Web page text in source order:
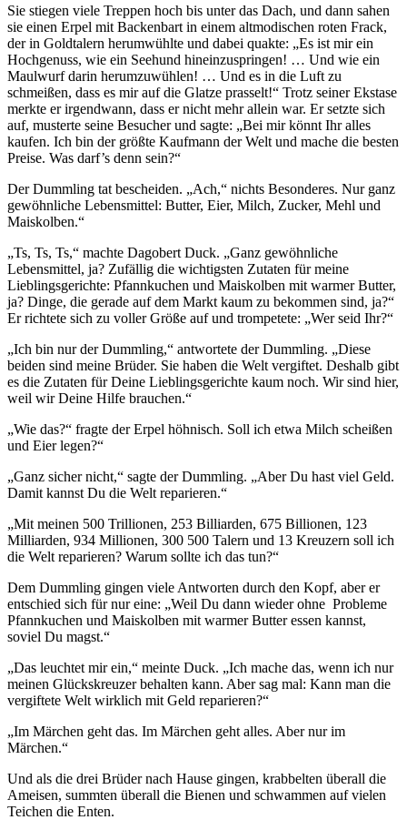
Sie stiegen viele Treppen hoch bis unter das Dach, und dann sahen
sie einen Erpel mit Backenbart in einem altmodischen roten Frack,
der in Goldtalern herumwühlte und dabei quakte: „Es ist mir ein
Hochgenuss, wie ein Seehund hineinzuspringen! … Und wie ein
Maulwurf darin herumzuwühlen! … Und es in die Luft zu
schmeißen, dass es mir auf die Glatze prasselt!“ Trotz seiner Ekstase
merkte er irgendwann, dass er nicht mehr allein war. Er setzte sich
auf, musterte seine Besucher und sagte: „Bei mir könnt Ihr alles
kaufen. Ich bin der größte Kaufmann der Welt und mache die besten
Preise. Was darf’s denn sein?“
Der Dummling tat bescheiden. „Ach,“ nichts Besonderes. Nur ganz
gewöhnliche Lebensmittel: Butter, Eier, Milch, Zucker, Mehl und
Maiskolben.“
„Ts, Ts, Ts,“ machte Dagobert Duck. „Ganz gewöhnliche
Lebensmittel, ja? Zufällig die wichtigsten Zutaten für meine
Lieblingsgerichte: Pfannkuchen und Maiskolben mit warmer Butter,
ja? Dinge, die gerade auf dem Markt kaum zu bekommen sind, ja?“
Er richtete sich zu voller Größe auf und trompetete: „Wer seid Ihr?“
„Ich bin nur der Dummling,“ antwortete der Dummling. „Diese
beiden sind meine Brüder. Sie haben die Welt vergiftet. Deshalb gibt
es die Zutaten für Deine Lieblingsgerichte kaum noch. Wir sind hier,
weil wir Deine Hilfe brauchen.“
„Wie das?“ fragte der Erpel höhnisch. Soll ich etwa Milch scheißen
und Eier legen?“
„Ganz sicher nicht,“ sagte der Dummling. „Aber Du hast viel Geld.
Damit kannst Du die Welt reparieren.“
„Mit meinen 500 Trillionen, 253 Billiarden, 675 Billionen, 123
Milliarden, 934 Millionen, 300 500 Talern und 13 Kreuzern soll ich
die Welt reparieren? Warum sollte ich das tun?“
Dem Dummling gingen viele Antworten durch den Kopf, aber er
entschied sich für nur eine: „Weil Du dann wieder ohne Probleme
Pfannkuchen und Maiskolben mit warmer Butter essen kannst,
soviel Du magst.“
„Das leuchtet mir ein,“ meinte Duck. „Ich mache das, wenn ich nur
meinen Glückskreuzer behalten kann. Aber sag mal: Kann man die
vergiftete Welt wirklich mit Geld reparieren?“
„Im Märchen geht das. Im Märchen geht alles. Aber nur im
Märchen.“
Und als die drei Brüder nach Hause gingen, krabbelten überall die
Ameisen, summten überall die Bienen und schwammen auf vielen
Teichen die Enten.